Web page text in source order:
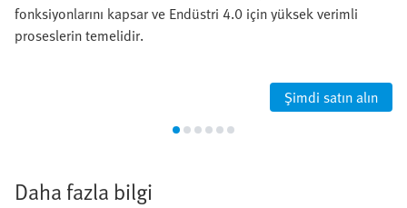
fonksiyonlarını kapsar ve Endüstri 4.0 için yüksek verimli
proseslerin temelidir.
Şimdi satın alın
Daha fazla bilgi